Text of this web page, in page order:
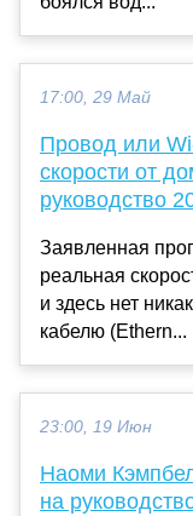
17:00, 29 Май
Провод или
скорости от
руководство
Заявленная
реальная
и здесь нет
кабелю (Ethern...
23:00, 19 Июн
Наоми
на